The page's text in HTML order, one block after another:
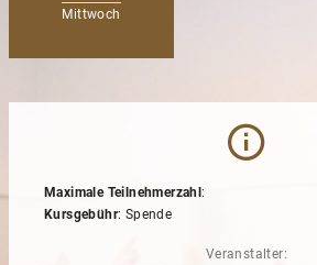
Mittwoch
Maximale Teilnehmerzahl:
Kursgebühr: Spende
Veranstalter: